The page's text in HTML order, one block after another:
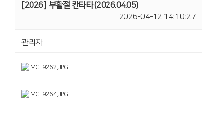
[2026]
부활절 칸타타 (2026.04.05)
2026-04-12 14:10:27
관리자